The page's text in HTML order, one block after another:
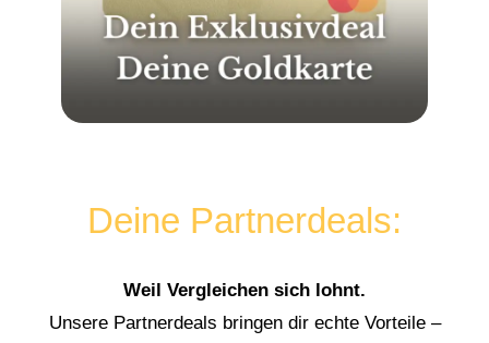
Deine Partnerdeals:
Weil Vergleichen sich lohnt.
Unsere Partnerdeals bringen dir echte Vorteile –